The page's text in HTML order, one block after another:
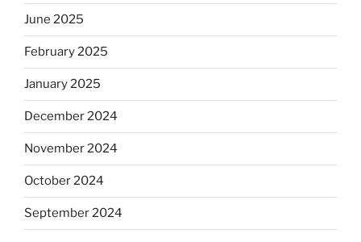
June 2025
February 2025
January 2025
December 2024
November 2024
October 2024
September 2024